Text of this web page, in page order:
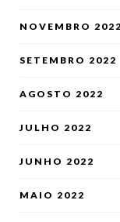
NOVEMBRO 2022
SETEMBRO 2022
AGOSTO 2022
JULHO 2022
JUNHO 2022
MAIO 2022